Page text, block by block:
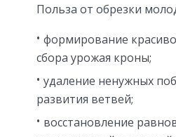
Польза от обрезки
формирование
сбора урожая кроны;
удаление ненужных
развития ветвей;
восстановление